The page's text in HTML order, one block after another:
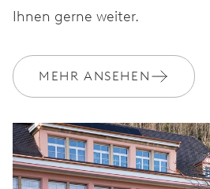
Ihnen gerne weiter.
MEHR ANSEHEN